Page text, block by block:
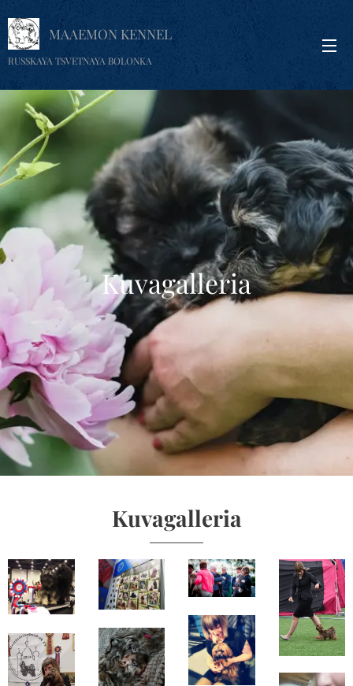
MAAEMON KENNEL
RUSSKAYA TSVETNAYA BOLONKA
Kuvagalleria
Kuvagalleria